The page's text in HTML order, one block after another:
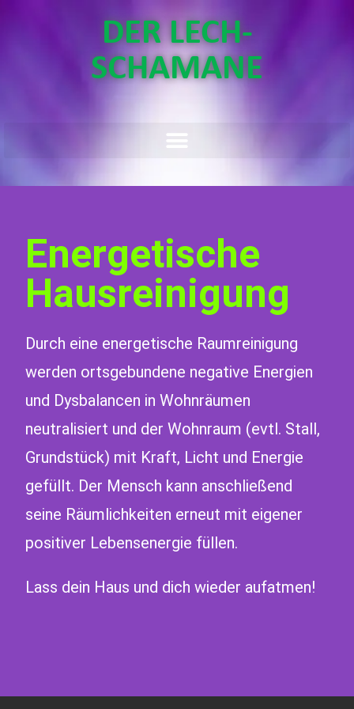
DER LECH-
SCHAMANE
Energetische
Hausreinigung
Durch eine energetische Raumreinigung
werden ortsgebundene negative Energien
und Dysbalancen in Wohnräumen
neutralisiert und der Wohnraum (evtl. Stall,
Grundstück) mit Kraft, Licht und Energie
gefüllt. Der Mensch kann anschließend
seine Räumlichkeiten erneut mit eigener
positiver Lebensenergie füllen.
Lass dein Haus und dich wieder aufatmen!